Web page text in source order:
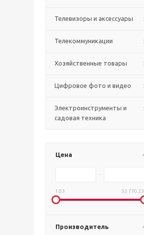
Телевизоры и аксессуары
Телекоммуникации
Хозяйственные товары
Цифровое фото и видео
Электроинструменты и
садовая техника
Цена
1.03 32 770.23
Производитель